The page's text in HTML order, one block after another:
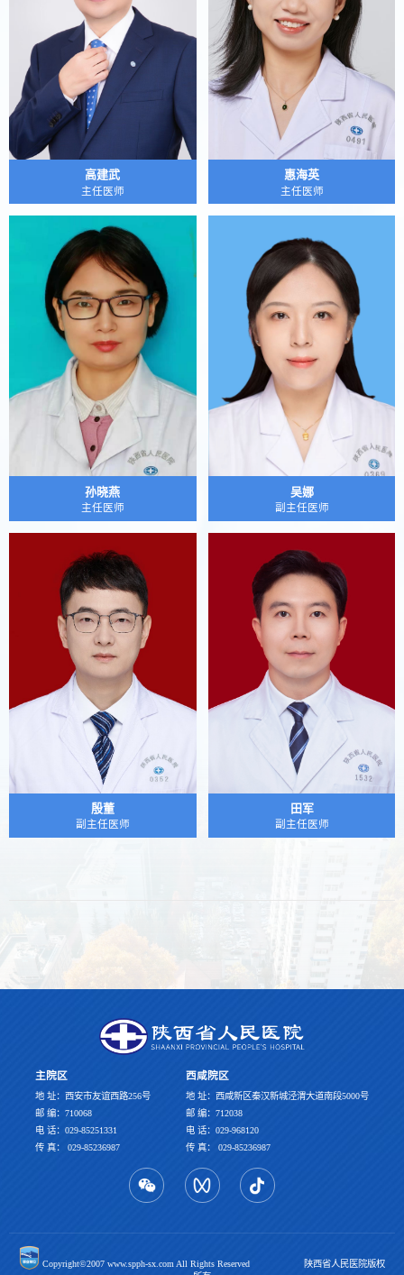
高建武
主任医师
惠海英
主任医师
孙晓燕
主任医师
吴娜
副主任医师
殷董
副主任医师
田军
副主任医师
主院区
地 址：西安市友谊西路256号
邮 编：710068
电 话：029-85251331
传 真： 029-85236987
西咸院区
地 址：西咸新区秦汉新城泾渭大道南段5000号
邮 编：712038
电 话：029-968120
传 真： 029-85236987
Copyright©2007 www.spph-sx.com All Rights Reserved 陕西省人民医院版权